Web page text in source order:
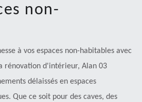
non-
à vos espaces non-habitables avec
rénovation d'intérieur, Alan 03
délaissés en espaces
Que ce soit pour des caves, des